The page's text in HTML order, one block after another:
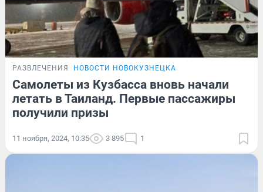
РАЗВЛЕЧЕНИЯ НОВОСТИ НОВОКУЗНЕЦКА
Самолеты из Кузбасса вновь начали
летать в Таиланд. Первые пассажиры
получили призы
11 ноября, 2024, 10:35 3 895 1